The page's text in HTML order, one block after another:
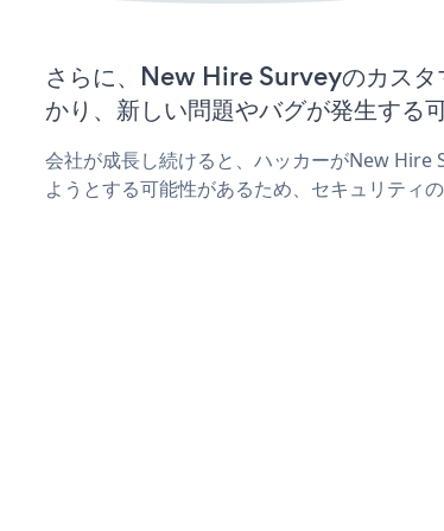
さらに、New Hire Surveyのカスタ
かり、新しい問題やバグが発生する
会社が成長し続けると、ハッカーがNew Hire
ようとする可能性があるため、セキュリティ